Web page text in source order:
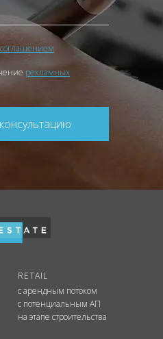
соглашением
рекламных
RETAIL
с арендным потоком
с потенциальным АП
на этапе строительства